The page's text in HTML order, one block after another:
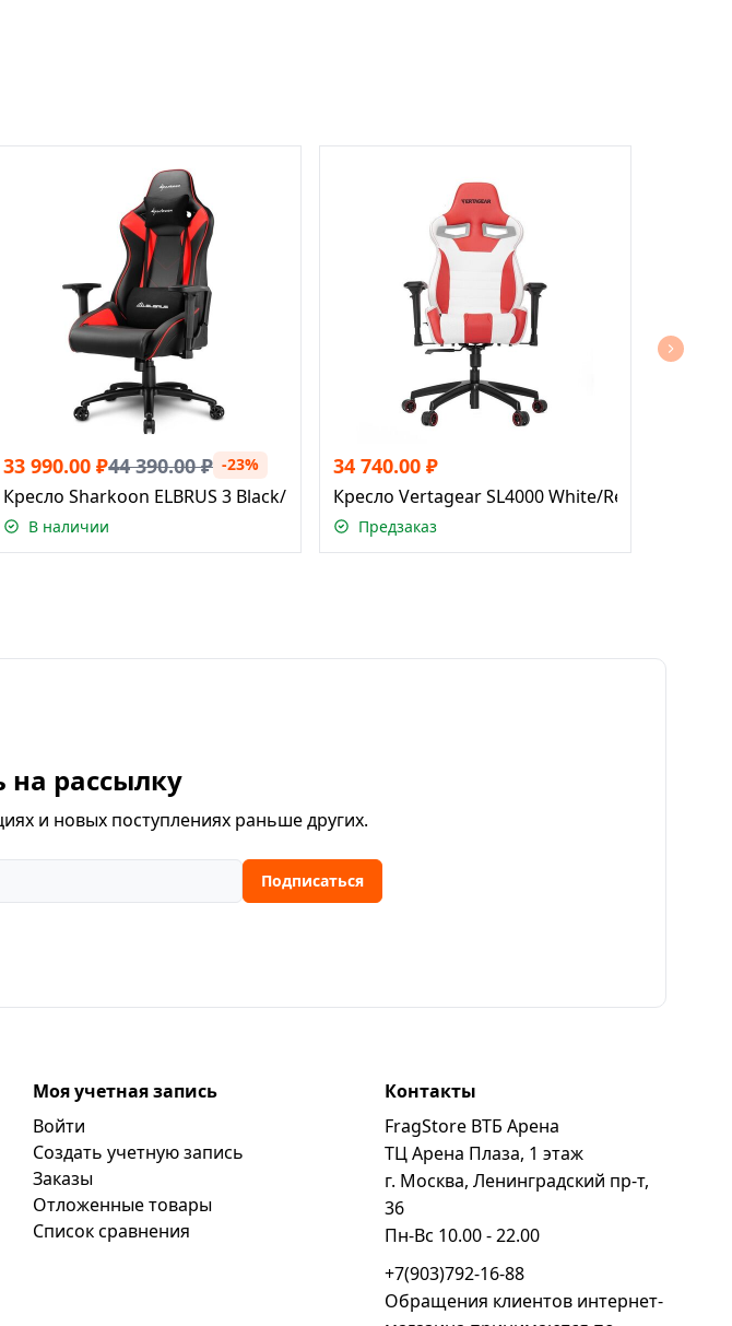
33 990.00 ₽44 390.00₽ -23%
Кресло Sharkoon ELBRUS 3 Black/Red
В наличии
34 740.00 ₽
Кресло Vertagear SL4000 White/Red
Предзаказ
рассылку
и новых поступлениях раньше других.
Подписаться
Моя учетная запись
Войти
Создать учетную запись
Заказы
Отложенные товары
Список сравнения
Контакты
FragStore ВТБ Арена
ТЦ Арена Плаза, 1 этаж
г. Москва, Ленинградский пр-т,
36
Пн-Вс 10.00 - 22.00
+7(903)792-16-88
Обращения клиентов интернет-